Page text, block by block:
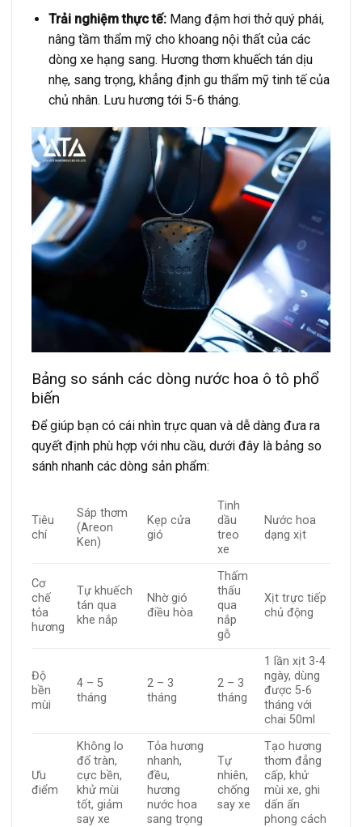
Trải nghiệm thực tế: Mang đậm hơi thở quý phái,
nâng tầm thẩm mỹ cho khoang nội thất của các
dòng xe hạng sang. Hương thơm khuếch tán dịu
nhẹ, sang trọng, khẳng định gu thẩm mỹ tinh tế của
chủ nhân. Lưu hương tới 5-6 tháng.
Bảng so sánh các dòng nước hoa ô tô phổ
biến
Để giúp bạn có cái nhìn trực quan và dễ dàng đưa ra
quyết định phù hợp với nhu cầu, dưới đây là bảng so
sánh nhanh các dòng sản phẩm:
Tiêu
chí
Sáp thơm
(Areon
Ken)
Kẹp cửa
gió
Tinh
dầu
treo
xe
Nước hoa
dạng xịt
Cơ
chế
tỏa
hương
Tự khuếch
tán qua
khe nắp
Nhờ gió
điều hòa
Thấm
thấu
qua
nắp
gỗ
Xịt trực tiếp
chủ động
Độ
bền
mùi
4 – 5
tháng
2 – 3
tháng
2 – 3
tháng
1 lần xịt 3-4
ngày, dùng
được 5-6
tháng với
chai 50ml
Ưu
điểm
Không lo
đổ tràn,
cực bền,
khử mùi
tốt, giảm
say xe
Tỏa hương
nhanh,
đều,
hương
nước hoa
sang trọng
Tự
nhiên,
chống
say xe
Tạo hương
thơm đẳng
cấp, khử
mùi xe, ghi
dấn ấn
phong cách